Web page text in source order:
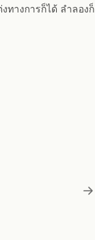
ทางการก็ได้ ลำลองก็